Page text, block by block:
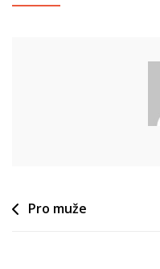
Navigace
Pro muže